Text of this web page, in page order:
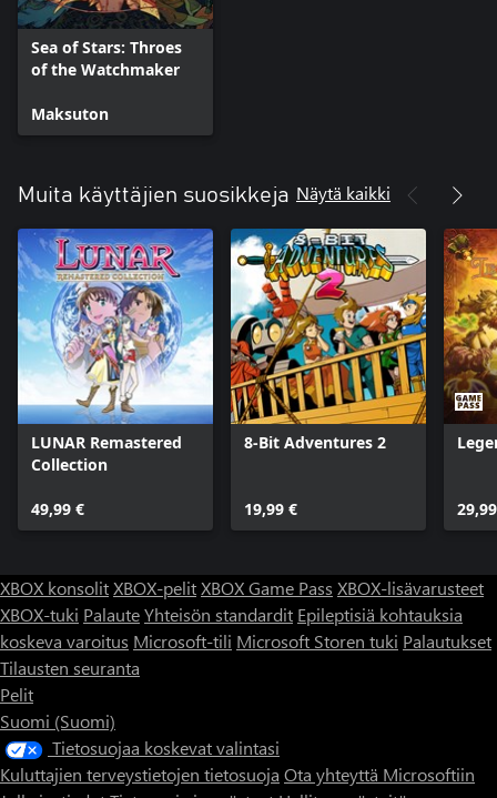
Sea of Stars: Throes
of the Watchmaker
Maksuton
Muita käyttäjien suosikkeja Näytä kaikki
LUNAR Remastered
Collection
49,99 €
8-Bit Adventures 2
19,99 €
XBOX konsolitXBOX-pelitXBOX Game Pass XBOX-lisävarusteet
XBOX-tuki PalauteYhteisön standardit Epileptisiä kohtauksia
koskeva varoitus Microsoft-tili Microsoft Storen tuki Palautukset
Tilausten seuranta
Pelit
Suomi (Suomi)
Tietosuojaa koskevat valintasi
Kuluttajien terveystietojen tietosuoja Ota yhteyttä Microsoftiin